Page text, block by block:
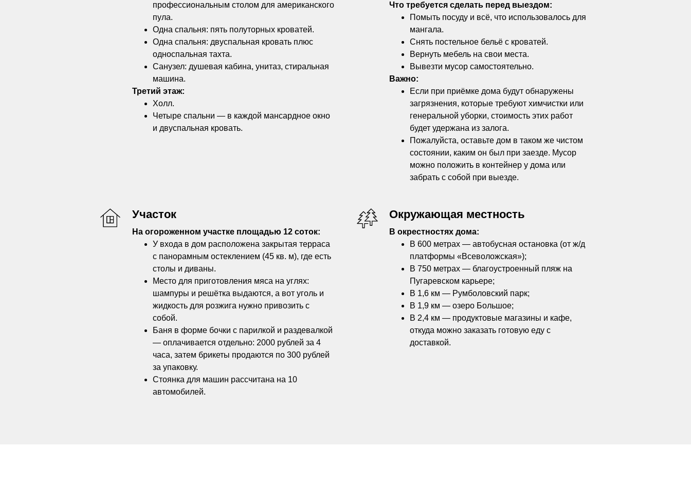
профессиональным столом для американского
пула.
Одна спальня: пять полуторных кроватей.
Одна спальня: двуспальная кровать плюс
односпальная тахта.
Санузел: душевая кабина, унитаз, стиральная
машина.
Третий этаж:
Холл.
Четыре спальни — в каждой мансардное окно
и двуспальная кровать.
Что требуется сделать перед выездом:
Помыть посуду и всё, что использовалось для
мангала.
Снять постельное бельё с кроватей.
Вернуть мебель на свои места.
Вывезти мусор самостоятельно.
Важно:
Если при приёмке дома будут обнаружены
загрязнения, которые требуют химчистки или
генеральной уборки, стоимость этих работ
будет удержана из залога.
Пожалуйста, оставьте дом в таком же чистом
состоянии, каким он был при заезде. Мусор
можно положить в контейнер у дома или
забрать с собой при выезде.
Участок
На огороженном участке площадью 12 соток:
У входа в дом расположена закрытая терраса
с панорамным остеклением (45 кв. м), где есть
столы и диваны.
Место для приготовления мяса на углях:
шампуры и решётка выдаются, а вот уголь и
жидкость для розжига нужно привозить с
собой.
Баня в форме бочки с парилкой и раздевалкой
— оплачивается отдельно: 2000 рублей за 4
часа, затем брикеты продаются по 300 рублей
за упаковку.
Стоянка для машин рассчитана на 10
автомобилей.
Окружающая местность
В окрестностях дома:
В 600 метрах — автобусная остановка (от ж/д
платформы «Всеволожская»);
В 750 метрах — благоустроенный пляж на
Пугаревском карьере;
В 1,6 км — Румболовский парк;
В 1,9 км — озеро Большое;
В 2,4 км — продуктовые магазины и кафе,
откуда можно заказать готовую еду с
доставкой.